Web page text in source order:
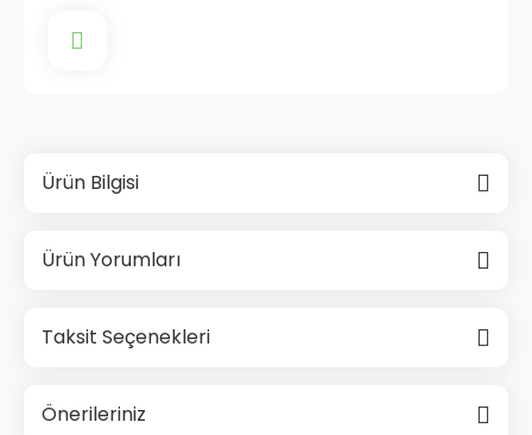
Ürün Bilgisi
Ürün Yorumları
Taksit Seçenekleri
Önerileriniz